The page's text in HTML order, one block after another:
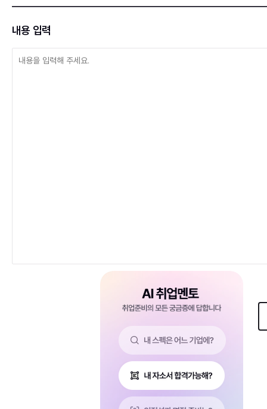
내용 입력